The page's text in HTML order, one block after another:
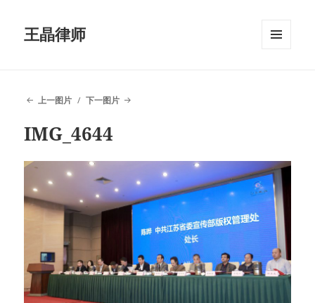
王晶律师
上一图片 下一图片
IMG_4644